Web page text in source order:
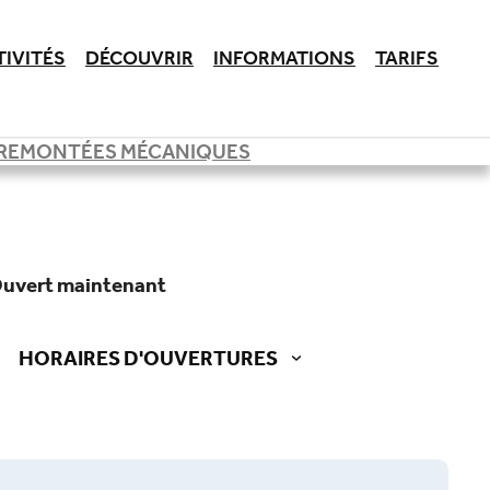
DÉCOUVRIR INFORMATIONS TARIFS
MÉCANIQUES
ouvert maintenant
HORAIRES D'OUVERTURES